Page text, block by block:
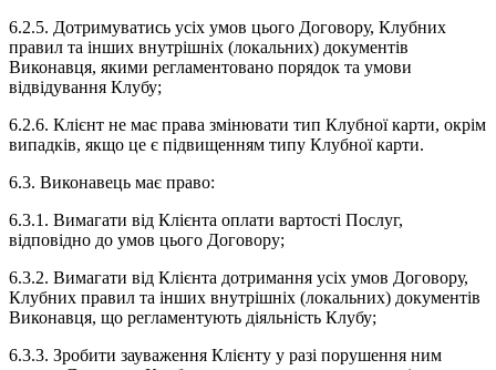
6.2.5. Дотримуватись усіх умов цього Договору, Клубних
правил та інших внутрішніх (локальних) документів
Виконавця, якими регламентовано порядок та умови
відвідування Клубу;
6.2.6. Клієнт не має права змінювати тип Клубної карти, окрім
випадків, якщо це є підвищенням типу Клубної карти.
6.3. Виконавець має право:
6.3.1. Вимагати від Клієнта оплати вартості Послуг,
відповідно до умов цього Договору;
6.3.2. Вимагати від Клієнта дотримання усіх умов Договору,
Клубних правил та інших внутрішніх (локальних) документів
Виконавця, що регламентують діяльність Клубу;
6.3.3. Зробити зауваження Клієнту у разі порушення ним